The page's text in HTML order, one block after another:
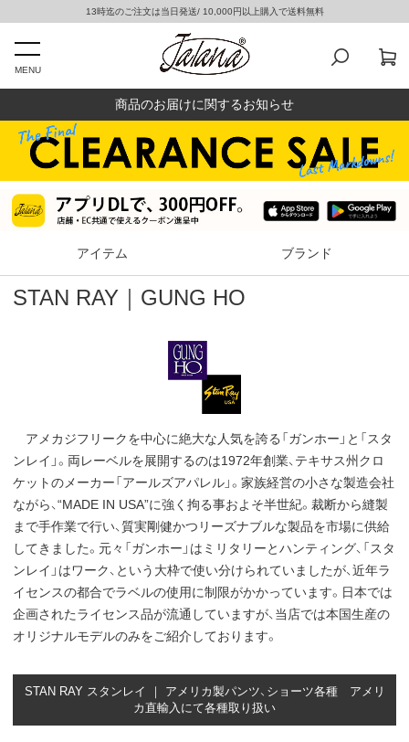
13時迄のご注文は当日発送/ 10,000円以上購入で送料無料
MENU
商品のお届けに関するお知らせ
アイテム ブランド
STAN RAY｜GUNG HO
アメカジフリークを中心に絶大な人気を誇る「ガンホー」と「スタ
ンレイ」。両レーベルを展開するのは1972年創業、テキサス州クロ
ケットのメーカー「アールズアパレル」。家族経営の小さな製造会社
ながら、“MADE IN USA”に強く拘る事およそ半世紀。裁断から縫製
まで手作業で行い、質実剛健かつリーズナブルな製品を市場に供給
してきました。元々「ガンホー」はミリタリーとハンティング、「スタ
ンレイ」はワーク、という大枠で使い分けられていましたが、近年ラ
イセンスの都合でラベルの使用に制限がかかっています。日本では
企画されたライセンス品が流通していますが、当店では本国生産の
オリジナルモデルのみをご紹介しております。
STAN RAY スタンレイ ｜ アメリカ製パンツ、ショーツ各種 アメリ
カ直輸入にて各種取り扱い